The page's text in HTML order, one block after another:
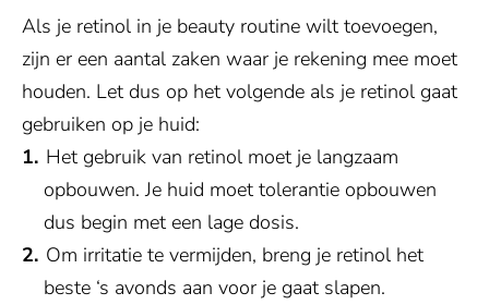
Als je retinol in je beauty routine wilt toevoegen,
zijn er een aantal zaken waar je rekening mee moet
houden. Let dus op het volgende als je retinol gaat
gebruiken op je huid:
Het gebruik van retinol moet je langzaam
opbouwen. Je huid moet tolerantie opbouwen
dus begin met een lage dosis.
Om irritatie te vermijden, breng je retinol het
beste ‘s avonds aan voor je gaat slapen.